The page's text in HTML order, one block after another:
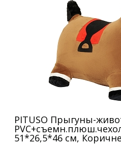
PITUSO Прыгуны-
51*26,5*46 см,